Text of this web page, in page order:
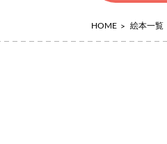
HOME 絵本一覧